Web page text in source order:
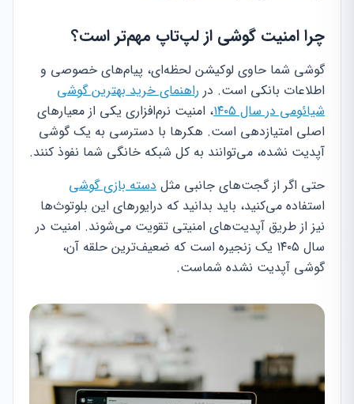
چرا امنیت گوشی از لپ‌تاپ مهم‌تر است؟
گوشی شما حاوی لوکیشن لحظه‌ای، پیام‌های خصوصی و
اطلاعات بانکی است. در راهنمای خرید بهترین گوشی
شیائومی در سال ۱۴۰۵
، امنیت نرم‌افزاری یکی از معیارهای
اصلی امتیازدهی است. هکرها با دسترسی به یک گوشی
آپدیت نشده، می‌توانند به کل شبکه خانگی شما نفوذ کنند.
حتی اگر از گجت‌های جانبی مثل دسته بازی گوشی
استفاده می‌کنید، باید بدانید که درایورهای این بلوتوث‌ها
نیز از طریق آپدیت‌های امنیتی تقویت می‌شوند. امنیت در
سال ۱۴۰۵ یک زنجیره است که ضعیف‌ترین حلقه آن،
گوشی آپدیت نشده شماست.